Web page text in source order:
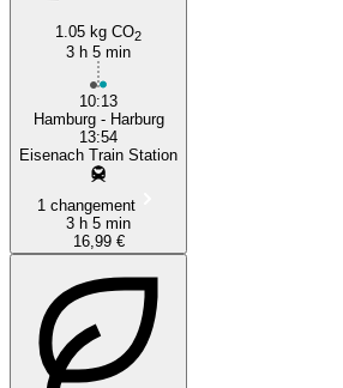
1.05 kg CO2
3 h 5 min
10:13
Hamburg - Harburg
13:54
Eisenach Train Station
1 changement
3 h 5 min
16,99 €